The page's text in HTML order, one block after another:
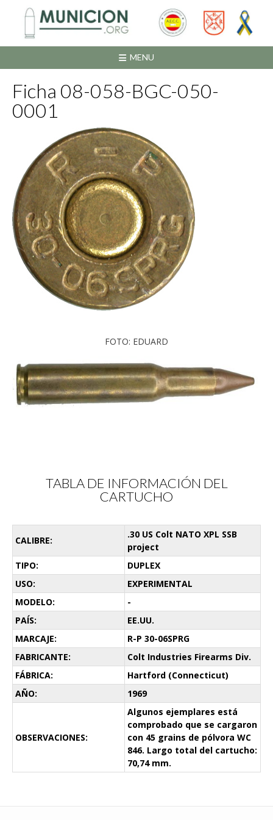
contenido
MENU
Ficha 08-058-BGC-050-
0001
FOTO: EDUARD
TABLA DE INFORMACIÓN DEL
CARTUCHO
CALIBRE:
.30 US Colt NATO XPL SSB
project
TIPO:
DUPLEX
USO:
EXPERIMENTAL
MODELO:
-
PAÍS:
EE.UU.
MARCAJE:
R-P 30-06SPRG
FABRICANTE:
Colt Industries Firearms Div.
FÁBRICA:
Hartford (Connecticut)
AÑO:
1969
OBSERVACIONES:
Algunos ejemplares está
comprobado que se cargaron
con 45 grains de pólvora WC
846. Largo total del cartucho:
70,74 mm.